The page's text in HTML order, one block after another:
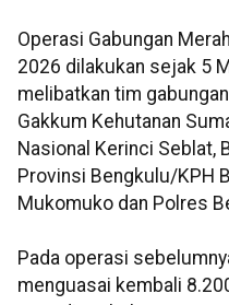
Operasi Gabungan
2026 dilakukan sejak 5
melibatkan tim
Gakkum Kehutanan
Nasional Kerinci Seblat,
Provinsi Bengkulu/KPH
Mukomuko dan Polres
Pada operasi
menguasai kembali